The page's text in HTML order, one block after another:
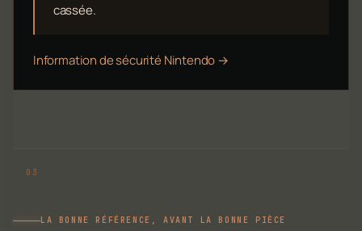
cassée.
Information de sécurité Nintendo →
LA BONNE RÉFÉRENCE, AVANT LA BONNE PIÈCE